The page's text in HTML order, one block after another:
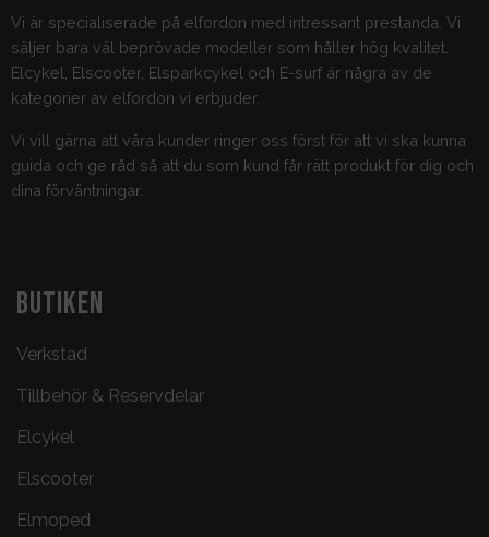
Vi är specialiserade på elfordon med intressant prestanda. Vi
säljer bara väl beprövade modeller som håller hög kvalitet.
Elcykel, Elscooter, Elsparkcykel och E-surf är några av de
kategorier av elfordon vi erbjuder.
Vi vill gärna att våra kunder ringer oss först för att vi ska kunna
guida och ge råd så att du som kund får rätt produkt för dig och
dina förväntningar.
BUTIKEN
Verkstad
Tillbehör & Reservdelar
Elcykel
Elscooter
Elmoped